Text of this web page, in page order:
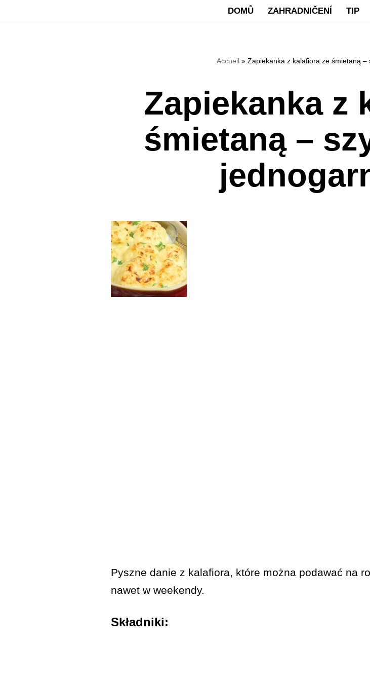
DOMŮ ZAHRADNIČENÍ TIP
Accueil » Zapiekanka z kalafiora ze śmietaną
Zapiekanka z
śmietaną –
Pyszne danie z kalafiora, które można podawać na
nawet w weekendy.
Składniki: